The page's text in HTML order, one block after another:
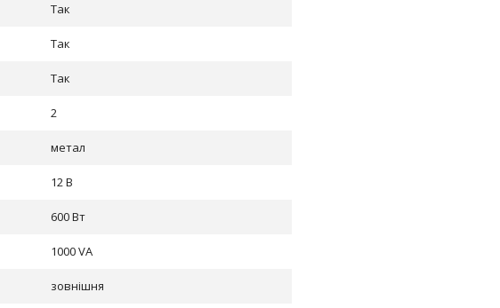
Так
Так
Так
2
метал
12 В
600 Вт
1000 VA
зовнішня